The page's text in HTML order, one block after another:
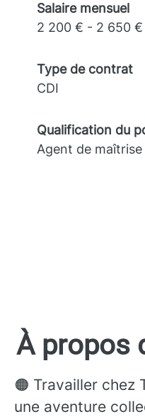
Salaire mensuel
2 200 € - 2 650 €
Type de contrat
CDI
Qualification du
Agent de maîtrise
À propos
🟠 Travailler chez
une aventure